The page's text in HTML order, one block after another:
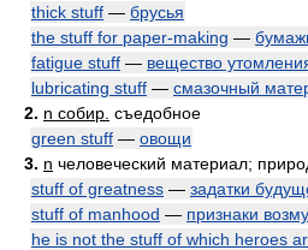
thick stuff — брусья
the stuff for paper-making —
fatigue stuff — вещество
lubricating stuff — смазочный
2. n собир. съедобное
green stuff — овощи
3. n человеческий материал;
stuff of greatness — задатки
stuff of manhood — признаки
he is not the stuff of which heroes